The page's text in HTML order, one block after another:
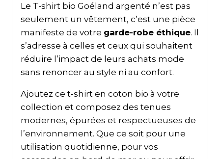
Le T-shirt bio Goéland argenté n’est pas
seulement un vêtement, c’est une pièce
manifeste de votre garde-robe éthique. Il
s’adresse à celles et ceux qui souhaitent
réduire l’impact de leurs achats mode
sans renoncer au style ni au confort.
Ajoutez ce t-shirt en coton bio à votre
collection et composez des tenues
modernes, épurées et respectueuses de
l’environnement. Que ce soit pour une
utilisation quotidienne, pour vos